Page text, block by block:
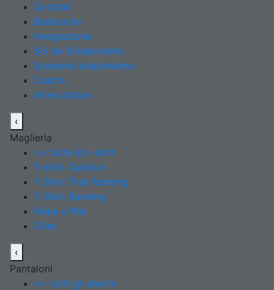
Occhiali
Bastoncini
Integrazione
Sci da Scialpinismo
Scarponi scialpinismo
Caschi
Attrezzatura
‹
Maglieria
>> tutte le t-shirt
T-shirt Outdoor
T-Shirt Trail Running
T-Shirt Running
Felpe e Pile
Gilet
‹
Pantaloni
>> tutti gli shorts